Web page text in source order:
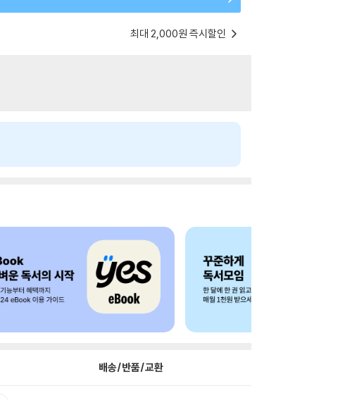
최대 2,000원 즉시할인
배송/반품/교환